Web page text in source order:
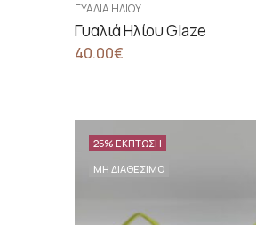
ΓΥΑΛΙΆ ΗΛΊΟΥ
Γυαλιά Ηλίου Glaze
40.00€
25% ΕΚΠΤΩΣΗ
ΜΗ ΔΙΑΘΕΣΙΜΟ